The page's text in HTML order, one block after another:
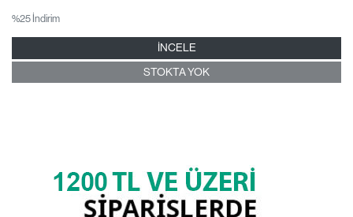
%25 İndirim
İNCELE
STOKTA YOK